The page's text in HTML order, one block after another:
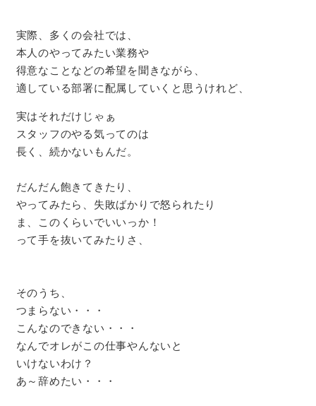
実際、多くの会社では、
本人のやってみたい業務や
得意なことなどの希望を聞きながら、
適している部署に配属していくと思うけれど、
実はそれだけじゃぁ
スタッフのやる気ってのは
長く、続かないもんだ。
だんだん飽きてきたり、
やってみたら、失敗ばかりで怒られたり
ま、このくらいでいいっか！
って手を抜いてみたりさ、
そのうち、
つまらない・・・
こんなのできない・・・
なんでオレがこの仕事やんないと
いけないわけ？
あ～辞めたい・・・